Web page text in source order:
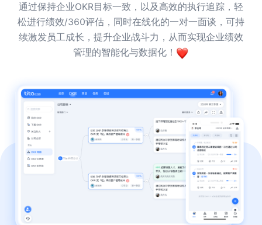
通过保持企业OKR目标一致，以及高效的执行追踪，轻
松进行绩效/360评估，同时在线化的一对一面谈，可持
续激发员工成长，提升企业战斗力，从而实现企业绩效
管理的智能化与数据化！